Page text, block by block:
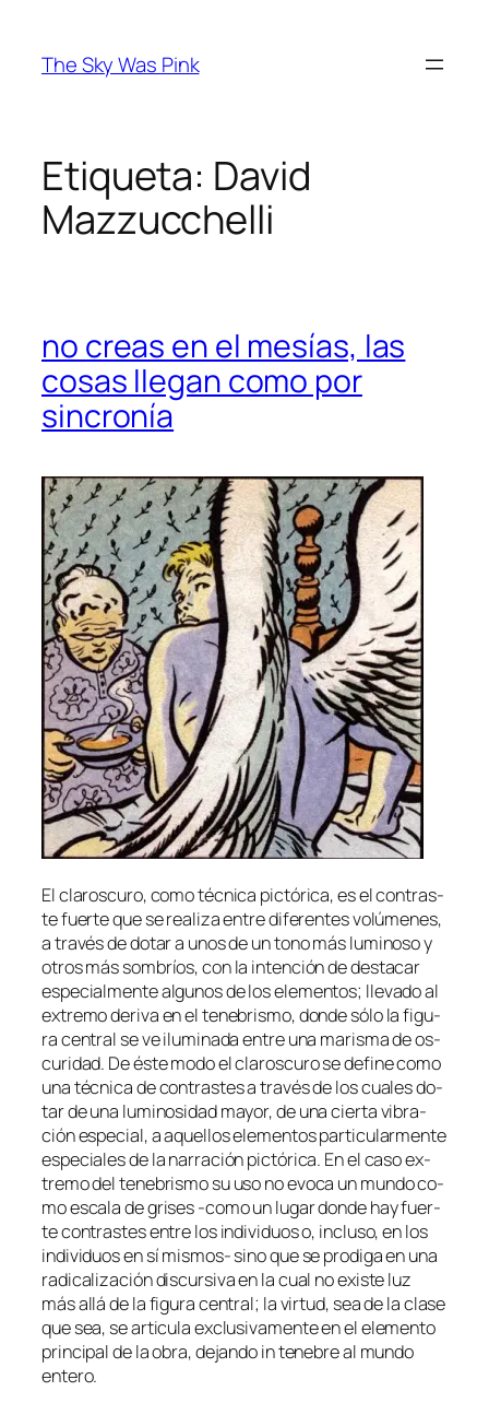
contenido
The Sky Was Pink
Etiqueta: David
Mazzucchelli
no creas en el mesías, las
cosas llegan como por
sincronía
El cla­ros­cu­ro, co­mo téc­ni­ca pic­tó­ri­ca, es el con­tras­
te fuer­te que se rea­li­za en­tre di­fe­ren­tes vo­lú­me­nes,
a tra­vés de do­tar a unos de un tono más lu­mi­no­so y
otros más som­bríos, con la in­ten­ción de des­ta­car
es­pe­cial­men­te al­gu­nos de los ele­men­tos; lle­va­do al
ex­tre­mo de­ri­va en el te­ne­bris­mo, don­de só­lo la fi­gu­
ra cen­tral se ve ilu­mi­na­da en­tre una ma­ris­ma de os­
cu­ri­dad. De és­te mo­do el cla­ros­cu­ro se de­fi­ne co­mo
una téc­ni­ca de con­tras­tes a tra­vés de los cua­les do­
tar de una lu­mi­no­si­dad ma­yor, de una cier­ta vi­bra­
ción es­pe­cial, a aque­llos ele­men­tos par­ti­cu­lar­men­te
es­pe­cia­les de la na­rra­ción pic­tó­ri­ca. En el ca­so ex­
tre­mo del te­ne­bris­mo su uso no evo­ca un mun­do co­
mo es­ca­la de gri­ses ‑co­mo un lu­gar don­de hay fuer­
te con­tras­tes en­tre los in­di­vi­duos o, in­clu­so, en los
in­di­vi­duos en sí mismos- sino que se pro­di­ga en una
ra­di­ca­li­za­ción dis­cur­si­va en la cual no exis­te luz
más allá de la fi­gu­ra cen­tral; la vir­tud, sea de la cla­se
que sea, se ar­ti­cu­la ex­clu­si­va­men­te en el ele­men­to
prin­ci­pal de la obra, de­jan­do in te­ne­bre al mun­do
entero.